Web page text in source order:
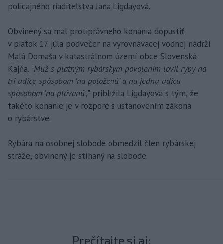
policajného riaditeľstva Jana Ligdayová.
Obvinený sa mal protiprávneho konania dopustiť
v piatok 17. júla podvečer na vyrovnávacej vodnej nádrži
Malá Domaša v katastrálnom území obce Slovenská
Kajňa. "Muž s platným rybárskym povolením lovil ryby na
tri udice spôsobom 'na položenú' a na jednu udicu
spôsobom 'na plávanú'," priblížila Ligdayová s tým, že
takéto konanie je v rozpore s ustanovením zákona
o rybárstve.
Rybára na osobnej slobode obmedzil člen rybárskej
stráže, obvinený je stíhaný na slobode.
Prečítajte si aj: